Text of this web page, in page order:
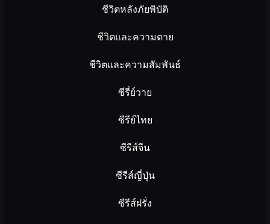
ชีวิตหลังภัยพิบัติ
ชีวิตและความตาย
ชีวิตและความสัมพันธ์
ซีรี่ย์วาย
ซีรีย์ไทย
ซีรีส์จีน
ซีรีส์ญี่ปุ่น
ซีรีส์ฝรั่ง